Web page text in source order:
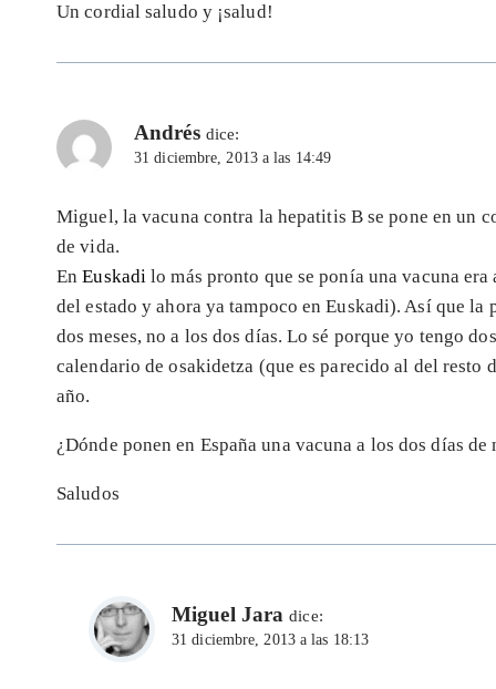
Un cordial saludo y ¡salud!
Andrés dice:
31 diciembre, 2013 a las 14:49
Miguel, la vacuna contra la hepatitis B se pone en un
de vida.
EnEuskadilo más pronto que se ponía una vacuna
del estado y ahora ya tampoco en Euskadi). Así que
dos meses, no a los dos días. Lo sé porque yo tengo
calendario de osakidetza (que es parecido al del
año.
¿Dónde ponen en España una vacuna a los dos días de
Saludos
Miguel Jara dice:
31 diciembre, 2013 a las 18:13